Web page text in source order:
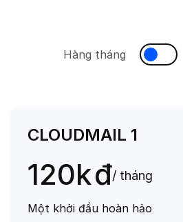
Hàng tháng
CLOUDMAIL 1
120kđ/ tháng
Một khởi đầu hoàn hảo